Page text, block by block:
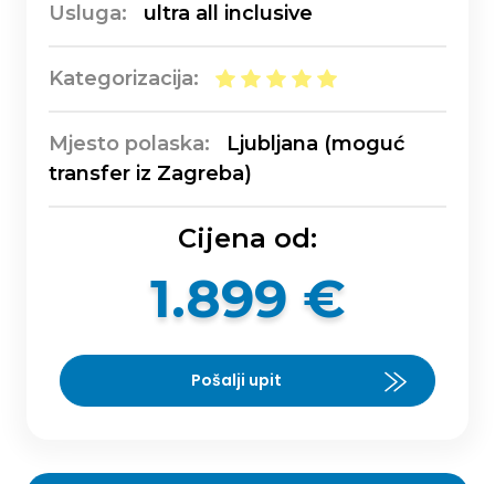
Usluga: ultra all inclusive
Kategorizacija:
Mjesto polaska:
Ljubljana (moguć
transfer iz Zagreba)
Cijena od:
1.899 €
Pošalji upit